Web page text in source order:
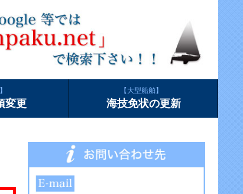
変更
大型船舶
海技免状の更新